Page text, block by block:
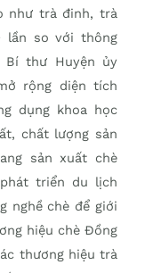
như trà đinh, trà
lần so với thông
Bí thư Huyện ủy
rộng diện tích
dụng khoa học
chất lượng sản
sản xuất chè
triển du lịch
nghề chè để giới
hiệu chè Đồng
thương hiệu trà